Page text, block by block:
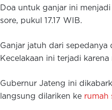
Doa untuk ganjar ini
sore, pukul 17.17 WIB.
Ganjar jatuh dari sepedanya
Kecelakaan ini terjadi
Gubernur Jateng ini
langsung dilariken ke rumah